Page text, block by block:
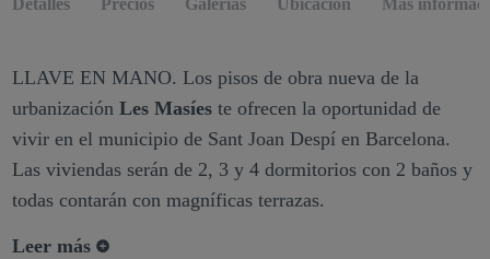
Detalles Precios Galerías Ubicación Más
LLAVE EN MANO. Los pisos de obra nueva de la
urbanización Les Masíeste ofrecen la oportunidad de
vivir en el municipio de Sant Joan Despí en Barcelona.
Las viviendas serán de 2, 3 y 4 dormitorios con 2 baños y
todas contarán con magníficas terrazas.
Leer más